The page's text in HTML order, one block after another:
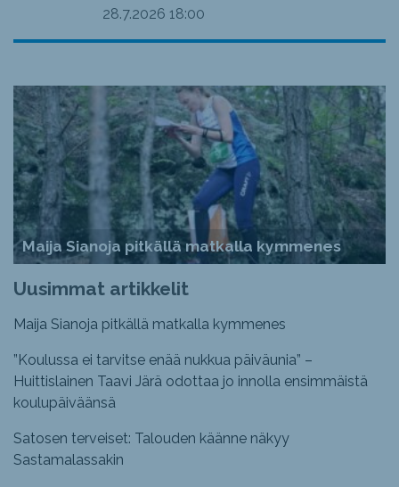
28.7.2026 18:00
Maija Sianoja pitkällä matkalla kymmenes
Uusimmat artikkelit
Maija Sianoja pitkällä matkalla kymmenes
”Koulussa ei tarvitse enää nukkua päiväunia” –
Huittislainen Taavi Järä odottaa jo innolla ensimmäistä
koulupäiväänsä
Satosen terveiset: Talouden käänne näkyy
Sastamalassakin